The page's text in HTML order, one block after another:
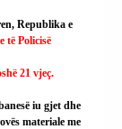
Republika e
të Policisë
21 vjeç.
iu gjet dhe
materiale me